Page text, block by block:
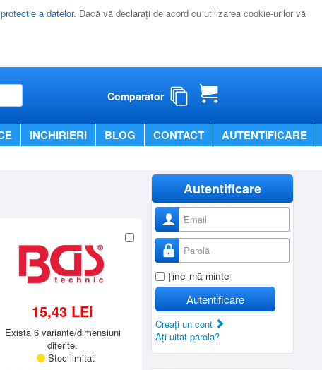
a datelor. Dacă vă declaraţi de acord cu utilizarea cookie-urilor vă
Comparator
INCHIRIERI BLOG CONTACT AUTENTIFICARE
15,43 LEI
Exista 6 variante/dimensiuni
diferite.
Stoc limitat
Autentificare
Nume utilizator
Parolă
Ţine-mă minte
Autentificare
Creaţi un cont
Aţi uitat parola?